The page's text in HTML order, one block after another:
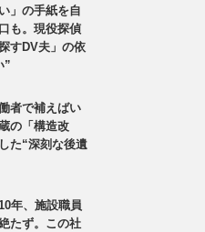
」の手紙を自
も。現役探偵
すDV夫」の依
”
者で補えばい
の「構造改
た“深刻な後遺
年、施設職員
たず。この社